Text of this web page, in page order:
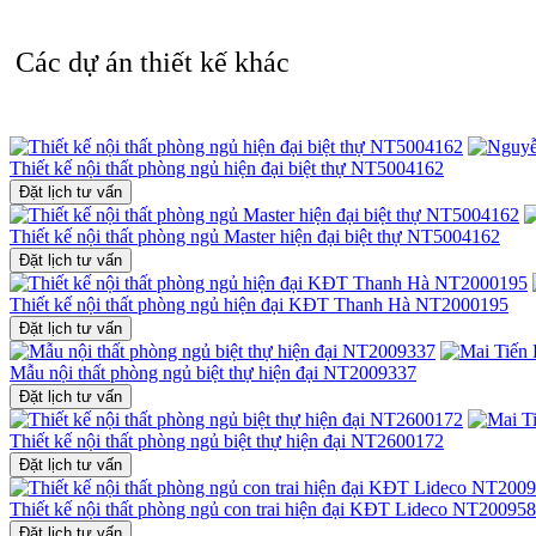
Các dự án thiết kế khác
Thiết kế nội thất phòng ngủ hiện đại biệt thự NT5004162
Đặt lịch tư vấn
Thiết kế nội thất phòng ngủ Master hiện đại biệt thự NT5004162
Đặt lịch tư vấn
Thiết kế nội thất phòng ngủ hiện đại KĐT Thanh Hà NT2000195
Đặt lịch tư vấn
Mẫu nội thất phòng ngủ biệt thự hiện đại NT2009337
Đặt lịch tư vấn
Thiết kế nội thất phòng ngủ biệt thự hiện đại NT2600172
Đặt lịch tư vấn
Thiết kế nội thất phòng ngủ con trai hiện đại KĐT Lideco